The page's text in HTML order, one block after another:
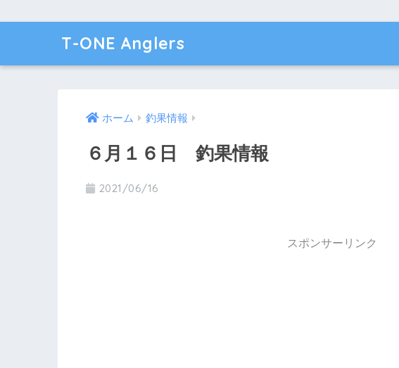
T-ONE Anglers
ホーム 釣果情報
６月１６日 釣果情報
2021/06/16
スポンサーリンク